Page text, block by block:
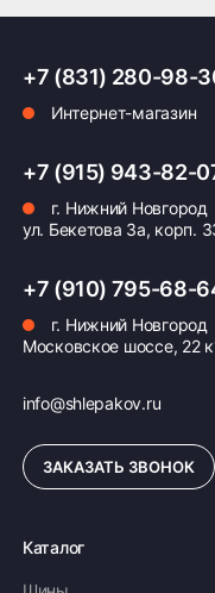
увеличением
White Wall
Обозначение
Оплата заказа
Возможна
также доступно
ПОДРОБНЕЕ ОБ
+7 (831) 280-98-
Интернет-магазин
+7 (915) 943-82-
г. Нижний Новгород
ул. Бекетова 3а, корп.
+7 (910) 795-68-
г. Нижний Новгород
Московское шоссе, 22
info@shlepakov.ru
ЗАКАЗАТЬ ЗВОНОК
Каталог